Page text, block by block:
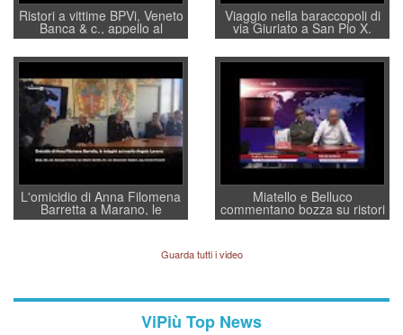
Ristori a vittime BPVi, Veneto
Banca & c., appello al
sottosegretario Alessio
Villarosa: per mettere ordine
convochi con Di Maio CNCU
a supporto della cabina di
regia al Mef
Viaggio nella baraccopoli di
via Giuriato a San Pio X.
Vicenza ai Vicentini: “faremo
un regalo di Natale ai
residenti”
L'omicidio di Anna Filomena
Barretta a Marano, le
indagini dei carabinieri di
Lavarra: più avvincenti di
quelle di... Barbara D'Urso
Miatello e Belluco
commentano bozza su ristori
BPVi e Veneto Banca
Guarda tutti i video
ViPiù Top News